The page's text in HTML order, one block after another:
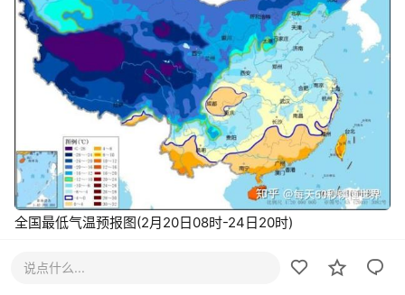
全国最低气温预报图(2月20日08时-24日20时)
上的事故车后翻下路坡，造成1死6伤；
说点什么...